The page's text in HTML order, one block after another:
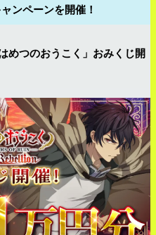
ンペーンを開催！
めつのおうこく」おみくじ開